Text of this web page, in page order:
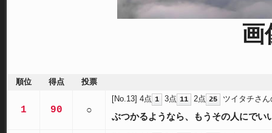
画
順位 得点 投票
1 90 ○
[No.13] 4点 1 3点 11 2点 25 ツイタチさ
ぶつかるようなら、もうその人にでい